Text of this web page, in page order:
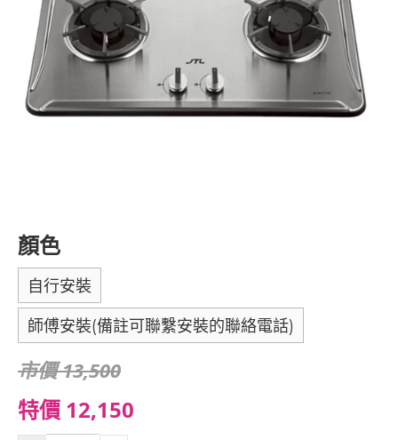
顏色
自行安裝
師傅安裝(備註可聯繫安裝的聯絡電話)
市價 13,500
特價 12,150